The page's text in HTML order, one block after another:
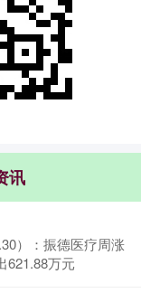
讯
）：振德医疗周涨
621.88万元